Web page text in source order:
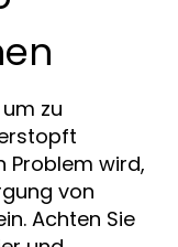
zu
Problem wird,
von
Achten Sie